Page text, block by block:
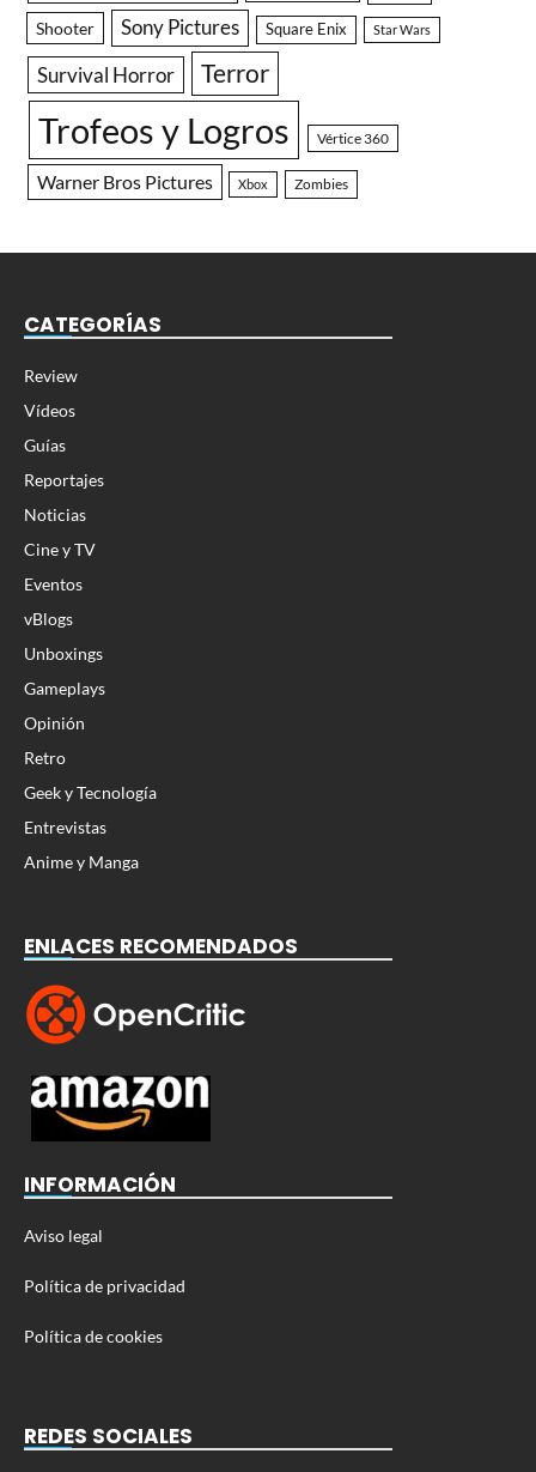
Shooter Sony Pictures Square Enix Star Wars
Survival Horror Terror
Trofeos y Logros Vértice 360
Warner Bros Pictures Xbox Zombies
CATEGORÍAS
Review
Vídeos
Guías
Reportajes
Noticias
Cine y TV
Eventos
vBlogs
Unboxings
Gameplays
Opinión
Retro
Geek y Tecnología
Entrevistas
Anime y Manga
ENLACES RECOMENDADOS
INFORMACIÓN
Aviso legal
Política de privacidad
Política de cookies
REDES SOCIALES